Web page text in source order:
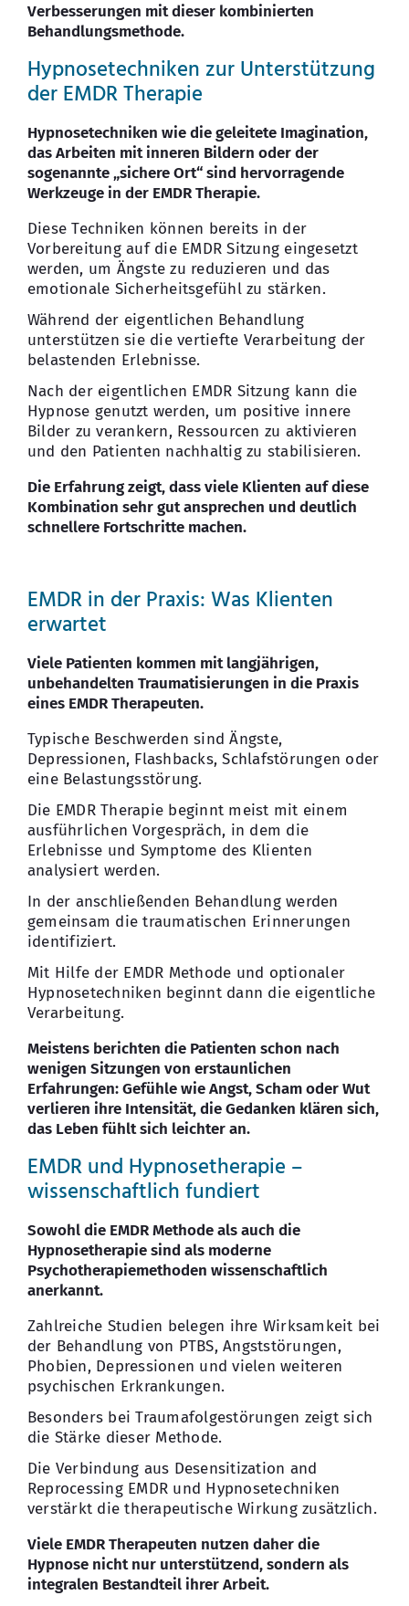
Verbesserungen mit dieser kombinierten
Behandlungsmethode.
Hypnosetechniken zur Unterstützung
der EMDR Therapie
Hypnosetechniken wie die geleitete Imagination,
das Arbeiten mit inneren Bildern oder der
sogenannte „sichere Ort“ sind hervorragende
Werkzeuge in der EMDR Therapie.
Diese Techniken können bereits in der
Vorbereitung auf die EMDR Sitzung eingesetzt
werden, um Ängste zu reduzieren und das
emotionale Sicherheitsgefühl zu stärken.
Während der eigentlichen Behandlung
unterstützen sie die vertiefte Verarbeitung der
belastenden Erlebnisse.
Nach der eigentlichen EMDR Sitzung kann die
Hypnose genutzt werden, um positive innere
Bilder zu verankern, Ressourcen zu aktivieren
und den Patienten nachhaltig zu stabilisieren.
Die Erfahrung zeigt, dass viele Klienten auf diese
Kombination sehr gut ansprechen und deutlich
schnellere Fortschritte machen.
EMDR in der Praxis: Was Klienten
erwartet
Viele Patienten kommen mit langjährigen,
unbehandelten Traumatisierungen in die Praxis
eines EMDR Therapeuten.
Typische Beschwerden sind Ängste,
Depressionen, Flashbacks, Schlafstörungen oder
eine Belastungsstörung.
Die EMDR Therapie beginnt meist mit einem
ausführlichen Vorgespräch, in dem die
Erlebnisse und Symptome des Klienten
analysiert werden.
In der anschließenden Behandlung werden
gemeinsam die traumatischen Erinnerungen
identifiziert.
Mit Hilfe der EMDR Methode und optionaler
Hypnosetechniken beginnt dann die eigentliche
Verarbeitung.
Meistens berichten die Patienten schon nach
wenigen Sitzungen von erstaunlichen
Erfahrungen: Gefühle wie Angst, Scham oder Wut
verlieren ihre Intensität, die Gedanken klären sich,
das Leben fühlt sich leichter an.
EMDR und Hypnosetherapie –
wissenschaftlich fundiert
Sowohl die EMDR Methode als auch die
Hypnosetherapie sind als moderne
Psychotherapiemethoden wissenschaftlich
anerkannt.
Zahlreiche Studien belegen ihre Wirksamkeit bei
der Behandlung von PTBS, Angststörungen,
Phobien, Depressionen und vielen weiteren
psychischen Erkrankungen.
Besonders bei Traumafolgestörungen zeigt sich
die Stärke dieser Methode.
Die Verbindung aus Desensitization and
Reprocessing EMDR und Hypnosetechniken
verstärkt die therapeutische Wirkung zusätzlich.
Viele EMDR Therapeuten nutzen daher die
Hypnose nicht nur unterstützend, sondern als
integralen Bestandteil ihrer Arbeit.